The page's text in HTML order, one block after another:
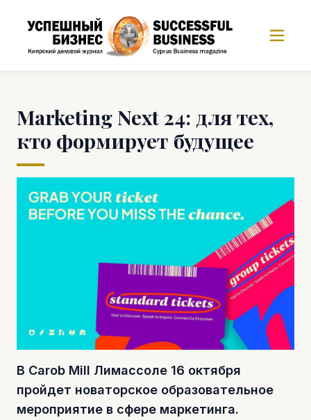
Marketing Next 24: для тех,
кто формирует будущее
В Carob Mill Лимассоле 16 октября
пройдет новаторское образовательное
мероприятие в сфере маркетинга.